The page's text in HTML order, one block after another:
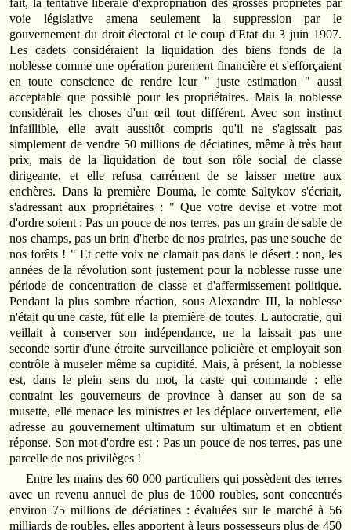
fait, la tentative libérale d'expropriation des grosses propriétés par
voie législative amena seulement la suppression par le
gouvernement du droit électoral et le coup d'Etat du 3 juin 1907.
Les cadets considéraient la liquidation des biens fonds de la
noblesse comme une opération purement financière et s'efforçaient
en toute conscience de rendre leur " juste estimation " aussi
acceptable que possible pour les propriétaires. Mais la noblesse
considérait les choses d'un œil tout différent. Avec son instinct
infaillible, elle avait aussitôt compris qu'il ne s'agissait pas
simplement de vendre 50 millions de déciatines, même à très haut
prix, mais de la liquidation de tout son rôle social de classe
dirigeante, et elle refusa carrément de se laisser mettre aux
enchères. Dans la première Douma, le comte Saltykov s'écriait,
s'adressant aux propriétaires : " Que votre devise et votre mot
d'ordre soient : Pas un pouce de nos terres, pas un grain de sable de
nos champs, pas un brin d'herbe de nos prairies, pas une souche de
nos forêts ! " Et cette voix ne clamait pas dans le désert : non, les
années de la révolution sont justement pour la noblesse russe une
période de concentration de classe et d'affermissement politique.
Pendant la plus sombre réaction, sous Alexandre III, la noblesse
n'était qu'une caste, fût elle la première de toutes. L'autocratie, qui
veillait à conserver son indépendance, ne la laissait pas une
seconde sortir d'une étroite surveillance policière et employait son
contrôle à museler même sa cupidité. Mais, à présent, la noblesse
est, dans le plein sens du mot, la caste qui commande : elle
contraint les gouverneurs de province à danser au son de sa
musette, elle menace les ministres et les déplace ouvertement, elle
adresse au gouvernement ultimatum sur ultimatum et en obtient
réponse. Son mot d'ordre est : Pas un pouce de nos terres, pas une
parcelle de nos privilèges !
Entre les mains des 60 000 particuliers qui possèdent des terres
avec un revenu annuel de plus de 1000 roubles, sont concentrés
environ 75 millions de déciatines : évaluées sur le marché à 56
milliards de roubles, elles apportent à leurs possesseurs plus de 450